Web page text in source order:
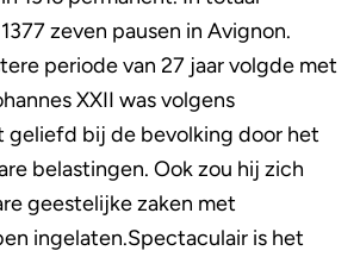
zeven pausen in Avignon.
periode van 27 jaar volgde met
XXII was volgens
geliefd bij de bevolking door het
belastingen. Ook zou hij zich
geestelijke zaken met
ingelaten.Spectaculair is het